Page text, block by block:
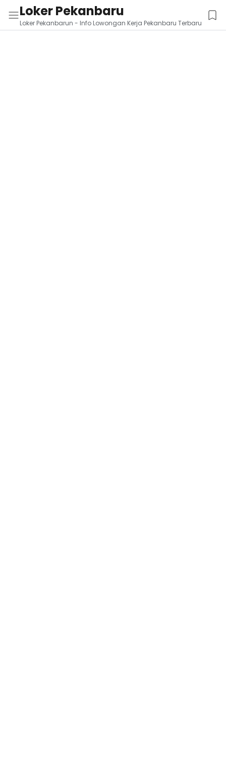
Loker Pekanbaru
Loker Pekanbarun - Info Lowongan Kerja Pekanbaru Terbaru